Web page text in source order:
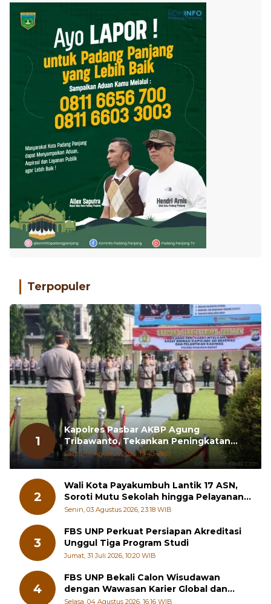
1
Kapolres Pasbar AKBP Agung
Tribawanto, Tekankan Peningkatan
Pelayanan dan Sinergi dengan
Masyarakat
Sabtu, 01 Agustus 2026, 19:43 WIB
2
Wali Kota Payakumbuh Lantik 17 ASN,
Soroti Mutu Sekolah hingga Pelayanan
RSUD
Senin, 03 Agustus 2026, 23:18 WIB
3
FBS UNP Perkuat Persiapan Akreditasi
Unggul Tiga Program Studi
Jumat, 31 Juli 2026, 10:20 WIB
4
FBS UNP Bekali Calon Wisudawan
dengan Wawasan Karier Global dan
Kewirausahaan Kreatif
Selasa, 04 Agustus 2026, 16:16 WIB